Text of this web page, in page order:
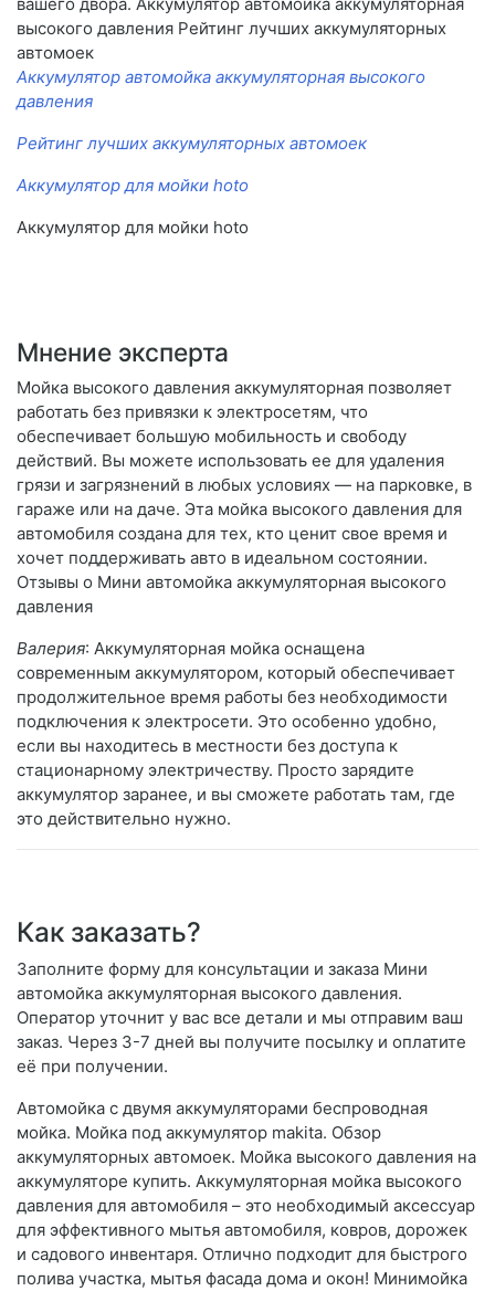
высокого давления Рейтинг лучших аккумуляторных
автомоек
Аккумулятор автомойка аккумуляторная высокого
давления
Рейтинг лучших аккумуляторных автомоек
Аккумулятор для мойки hoto
Аккумулятор для мойки hoto
Мнение эксперта
Мойка высокого давления аккумуляторная позволяет
работать без привязки к электросетям, что
обеспечивает большую мобильность и свободу
действий. Вы можете использовать ее для удаления
грязи и загрязнений в любых условиях — на парковке, в
гараже или на даче. Эта мойка высокого давления для
автомобиля создана для тех, кто ценит свое время и
хочет поддерживать авто в идеальном состоянии.
Отзывы о Мини автомойка аккумуляторная высокого
давления
Валерия: Аккумуляторная мойка оснащена
современным аккумулятором, который обеспечивает
продолжительное время работы без необходимости
подключения к электросети. Это особенно удобно,
если вы находитесь в местности без доступа к
стационарному электричеству. Просто зарядите
аккумулятор заранее, и вы сможете работать там, где
это действительно нужно.
Как заказать?
Заполните форму для консультации и заказа Мини
автомойка аккумуляторная высокого давления.
Оператор уточнит у вас все детали и мы отправим ваш
заказ. Через 3-7 дней вы получите посылку и оплатите
её при получении.
Автомойка с двумя аккумуляторами беспроводная
мойка. Мойка под аккумулятор makita. Обзор
аккумуляторных автомоек. Мойка высокого давления на
аккумуляторе купить. Аккумуляторная мойка высокого
давления для автомобиля – это необходимый аксессуар
для эффективного мытья автомобиля, ковров, дорожек
и садового инвентаря. Отлично подходит для быстрого
полива участка, мытья фасада дома и окон! Минимойка